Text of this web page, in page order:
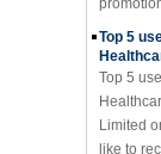
Top 5
Top 5
Limited
like to